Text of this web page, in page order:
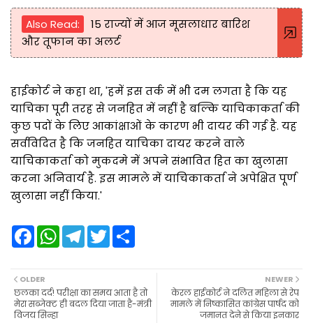
Also Read:
15 राज्यों में आज मूसलाधार बारिश
और तूफान का अलर्ट
हाईकोर्ट ने कहा था, 'हमें इस तर्क में भी दम लगता है कि यह
याचिका पूरी तरह से जनहित में नहीं है बल्कि याचिकाकर्ता की
कुछ पदों के लिए आकांक्षाओं के कारण भी दायर की गई है. यह
सर्वविदित है कि जनहित याचिका दायर करने वाले
याचिकाकर्ता को मुकदमे में अपने संभावित हित का खुलासा
करना अनिवार्य है. इस मामले में याचिकाकर्ता ने अपेक्षित पूर्ण
खुलासा नहीं किया.'
F
a
b
o
o
k
W
A
p
p
T
e
r
a
m
T
w
e
r
NEWER
केरल हाईकोर्ट ने दलित महिला से रेप
मामले में निष्कासित कांग्रेस पार्षद को
जमानत देने से किया इनकार
OLDER
छलका दर्द! परीक्षा का समय आता है तो
मेरा सब्जेक्ट ही बदल दिया जाता है-मंत्री
विजय सिन्हा